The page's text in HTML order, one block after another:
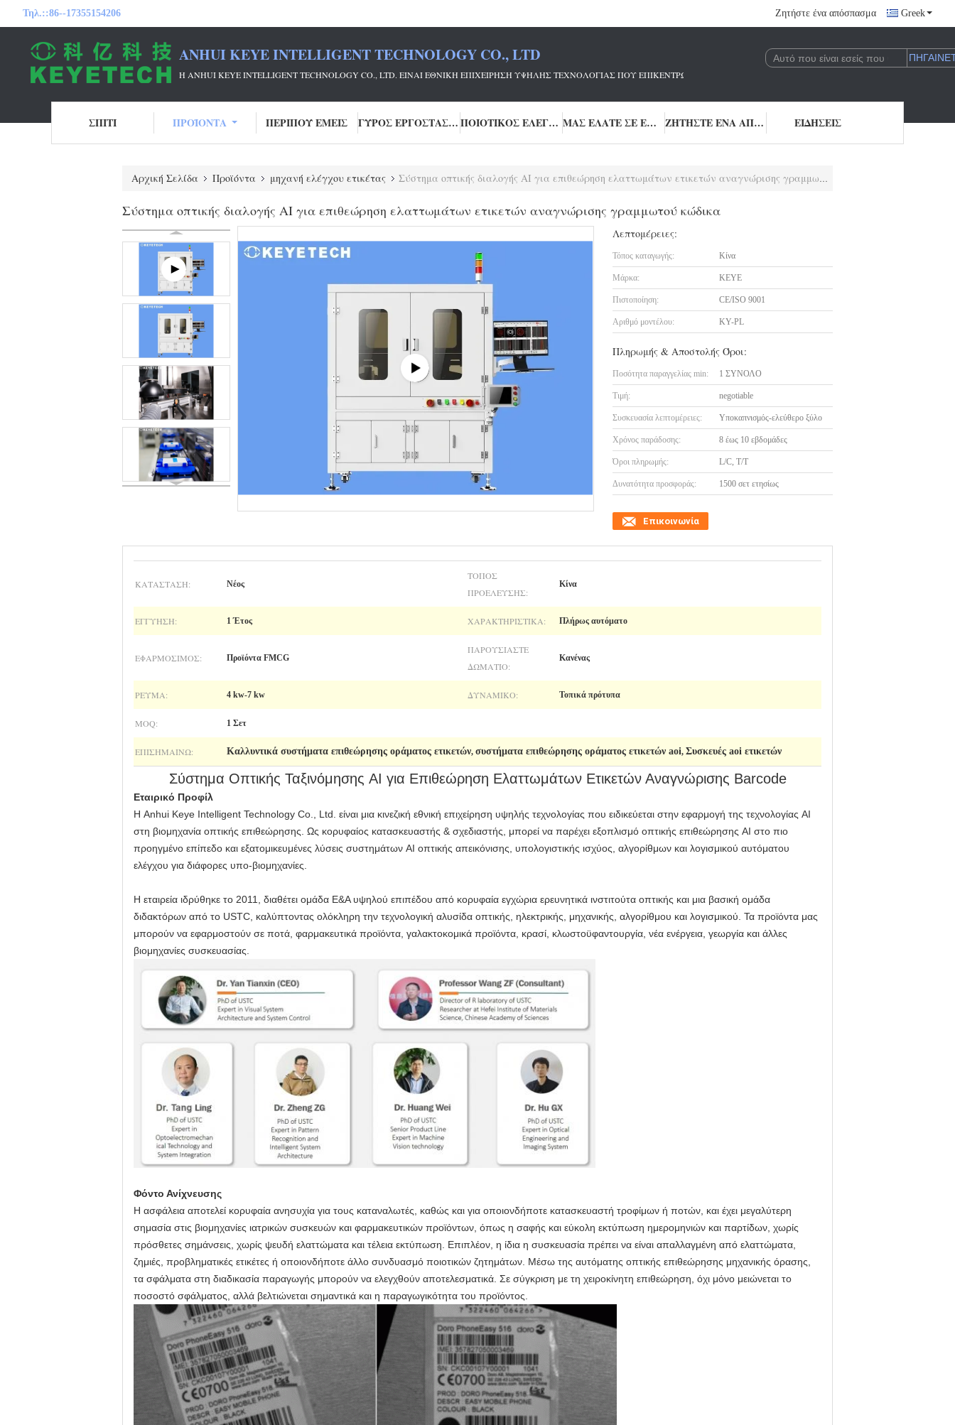
Τηλ.::86--17355154206 Ζητήστε ένα απόσπασμα Greek
ANHUI KEYE INTELLIGENT TECHNOLOGY CO., LTD
Η ANHUI KEYE INTELLIGENT TECHNOLOGY CO., LTD. ΕΊΝΑΙ ΕΘΝΙΚΉ ΕΠΙΧΕΊΡΗΣΗ ΥΨΗΛΉΣ ΤΕΧΝΟΛΟΓΊΑΣ ΠΟΥ ΕΠΙΚΕΝΤΡΏΝΕΤΑΙ ΣΤΗΝ ΈΡΕΥΝΑ ΚΑΙ ΑΝΆΠΤΥΞΗ ΚΑΙ ΤΗΝ
ΣΠΊΤΙ ΠΡΟΪΌΝΤΑ ΠΕΡΊΠΟΥ ΕΜΕΊΣ ΓΎΡΟΣ ΕΡΓΟΣΤΑΣΊΩΝ ΠΟΙΟΤΙΚΌΣ ΈΛΕΓΧΟΣ ΜΑΣ ΕΛΆΤΕ ΣΕ ΕΠΑΦΉ ΜΕ ΖΗΤΉΣΤΕ ΈΝΑ ΑΠΌΣΠΑΣΜΑ ΕΙΔΉΣΕΙΣ
Αρχική Σελίδα Προϊόντα μηχανή ελέγχου ετικέτας Σύστημα οπτικής διαλογής AI για επιθεώρηση ελαττωμάτων ετικετών αναγνώρισης γραμμωτού κώδικα
Σύστημα οπτικής διαλογής AI για επιθεώρηση ελαττωμάτων ετικετών αναγνώρισης γραμμωτού κώδικα
Λεπτομέρειες:
Τόπος καταγωγής: Κίνα
Μάρκα: KEYE
Πιστοποίηση: CE/ISO 9001
Αριθμό μοντέλου: KY-PL
Πληρωμής & Αποστολής Όροι:
Ποσότητα παραγγελίας min: 1 ΣΥΝΟΛΟ
Τιμή: negotiable
Συσκευασία λεπτομέρειες: Υποκαπνισμός-ελεύθερο ξύλο
Χρόνος παράδοσης: 8 έως 10 εβδομάδες
Όροι πληρωμής: L/C, T/T
Δυνατότητα προσφοράς: 1500 σετ ετησίως
Επικοινωνία
ΚΑΤΆΣΤΑΣΗ: Νέος
ΤΌΠΟΣ
ΠΡΟΈΛΕΥΣΗΣ:
Κίνα
ΕΓΓΎΗΣΗ: 1 Έτος ΧΑΡΑΚΤΗΡΙΣΤΙΚΆ: Πλήρως αυτόματο
ΕΦΑΡΜΌΣΙΜΟΣ: Προϊόντα FMCG
ΠΑΡΟΥΣΙΆΣΤΕ
ΔΩΜΆΤΙΟ:
Κανένας
ΡΕΎΜΑ: 4 kw-7 kw ΔΥΝΑΜΙΚΌ: Τοπικά πρότυπα
MOQ: 1 Σετ
ΕΠΙΣΗΜΑΊΝΩ: Καλλυντικά συστήματα επιθεώρησης οράματος ετικετών, συστήματα επιθεώρησης οράματος ετικετών aoi, Συσκευές aoi ετικετών
Σύστημα Οπτικής Ταξινόμησης AI για Επιθεώρηση Ελαττωμάτων Ετικετών Αναγνώρισης Barcode
Εταιρικό Προφίλ
Η Anhui Keye Intelligent Technology Co., Ltd. είναι μια κινεζική εθνική επιχείρηση υψηλής τεχνολογίας που ειδικεύεται στην εφαρμογή της τεχνολογίας AI
στη βιομηχανία οπτικής επιθεώρησης. Ως κορυφαίος κατασκευαστής & σχεδιαστής, μπορεί να παρέχει εξοπλισμό οπτικής επιθεώρησης AI στο πιο
προηγμένο επίπεδο και εξατομικευμένες λύσεις συστημάτων AI οπτικής απεικόνισης, υπολογιστικής ισχύος, αλγορίθμων και λογισμικού αυτόματου
ελέγχου για διάφορες υπο-βιομηχανίες.
Η εταιρεία ιδρύθηκε το 2011, διαθέτει ομάδα Ε&Α υψηλού επιπέδου από κορυφαία εγχώρια ερευνητικά ινστιτούτα οπτικής και μια βασική ομάδα
διδακτόρων από το USTC, καλύπτοντας ολόκληρη την τεχνολογική αλυσίδα οπτικής, ηλεκτρικής, μηχανικής, αλγορίθμου και λογισμικού. Τα προϊόντα μας
μπορούν να εφαρμοστούν σε ποτά, φαρμακευτικά προϊόντα, γαλακτοκομικά προϊόντα, κρασί, κλωστοϋφαντουργία, νέα ενέργεια, γεωργία και άλλες
βιομηχανίες συσκευασίας.
Φόντο Ανίχνευσης
Η ασφάλεια αποτελεί κορυφαία ανησυχία για τους καταναλωτές, καθώς και για οποιονδήποτε κατασκευαστή τροφίμων ή ποτών, και έχει μεγαλύτερη
σημασία στις βιομηχανίες ιατρικών συσκευών και φαρμακευτικών προϊόντων, όπως η σαφής και εύκολη εκτύπωση ημερομηνιών και παρτίδων, χωρίς
πρόσθετες σημάνσεις, χωρίς ψευδή ελαττώματα και τέλεια εκτύπωση. Επιπλέον, η ίδια η συσκευασία πρέπει να είναι απαλλαγμένη από ελαττώματα,
ζημιές, προβληματικές ετικέτες ή οποιονδήποτε άλλο συνδυασμό ποιοτικών ζητημάτων. Μέσω της αυτόματης οπτικής επιθεώρησης μηχανικής όρασης,
τα σφάλματα στη διαδικασία παραγωγής μπορούν να ελεγχθούν αποτελεσματικά. Σε σύγκριση με τη χειροκίνητη επιθεώρηση, όχι μόνο μειώνεται το
ποσοστό σφάλματος, αλλά βελτιώνεται σημαντικά και η παραγωγικότητα του προϊόντος.